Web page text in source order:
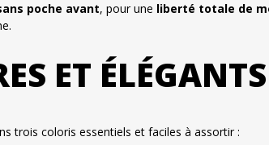
poche avant, pour une liberté totale de
ET ÉLÉGANTS
trois coloris essentiels et faciles à assortir :